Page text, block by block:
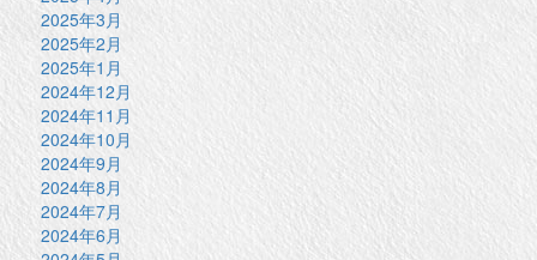
2025年3月
2025年2月
2025年1月
2024年12月
2024年11月
2024年10月
2024年9月
2024年8月
2024年7月
2024年6月